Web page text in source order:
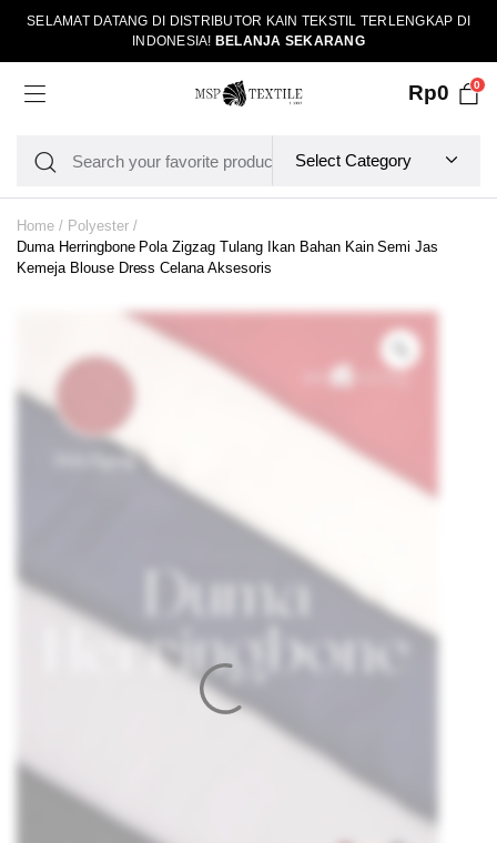
SELAMAT DATANG DI DISTRIBUTOR KAIN TEKSTIL TERLENGKAP DI
INDONESIA! BELANJA SEKARANG
Rp0 0
Home
Polyester
Duma Herringbone Pola Zigzag Tulang Ikan Bahan Kain Semi Jas
Kemeja Blouse Dress Celana Aksesoris